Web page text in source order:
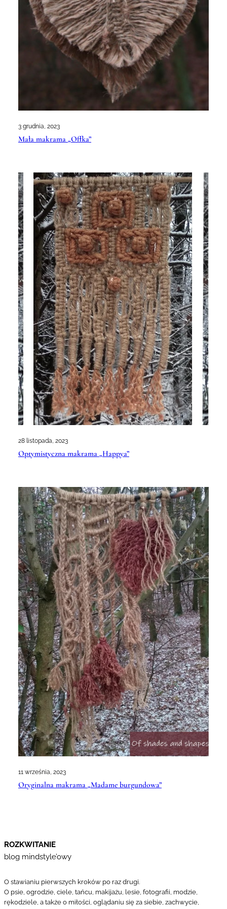
3 grudnia, 2023
Mała makrama „Offka”
28 listopada, 2023
Optymistyczna makrama „Happya”
11 września, 2023
Oryginalna makrama „Madame burgundowa”
ROZKWITANIE
blog mindstyle’owy
O stawianiu pierwszych kroków po raz drugi.
O psie, ogrodzie, ciele, tańcu, makijażu, lesie, fotografii, modzie,
rękodziele, a także o miłości, oglądaniu się za siebie, zachwycie,